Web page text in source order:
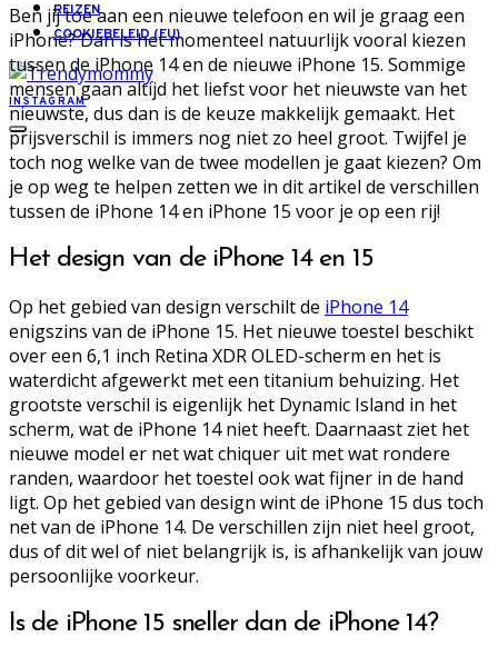
REIZEN
COOKIEBELEID (EU)
INSTAGRAM
Ben jij toe aan een nieuwe telefoon en wil je graag een
iPhone? Dan is het momenteel natuurlijk vooral kiezen
tussen de iPhone 14 en de nieuwe iPhone 15. Sommige
mensen gaan altijd het liefst voor het nieuwste van het
nieuwste, dus dan is de keuze makkelijk gemaakt. Het
prijsverschil is immers nog niet zo heel groot. Twijfel je
toch nog welke van de twee modellen je gaat kiezen? Om
je op weg te helpen zetten we in dit artikel de verschillen
tussen de iPhone 14 en iPhone 15 voor je op een rij!
Het design van de iPhone 14 en 15
Op het gebied van design verschilt de iPhone 14
enigszins van de iPhone 15. Het nieuwe toestel beschikt
over een 6,1 inch Retina XDR OLED-scherm en het is
waterdicht afgewerkt met een titanium behuizing. Het
grootste verschil is eigenlijk het Dynamic Island in het
scherm, wat de iPhone 14 niet heeft. Daarnaast ziet het
nieuwe model er net wat chiquer uit met wat rondere
randen, waardoor het toestel ook wat fijner in de hand
ligt. Op het gebied van design wint de iPhone 15 dus toch
net van de iPhone 14. De verschillen zijn niet heel groot,
dus of dit wel of niet belangrijk is, is afhankelijk van jouw
persoonlijke voorkeur.
Is de iPhone 15 sneller dan de iPhone 14?